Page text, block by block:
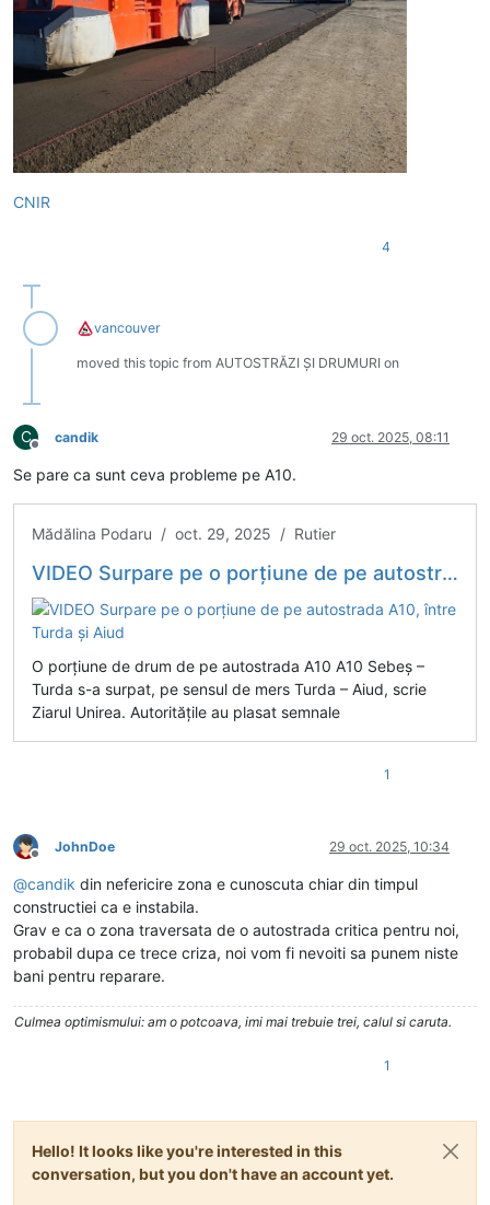
CNIR
4
vancouver
moved this topic from AUTOSTRĂZI ȘI DRUMURI on
C
Deconectat
candik 29 oct. 2025, 08:11
Se pare ca sunt ceva probleme pe A10.
Mădălina Podaru / oct. 29, 2025 / Rutier
VIDEO Surpare pe o porțiune de pe autostrada A10, între Turda și Aiud
O porțiune de drum de pe autostrada A10 A10 Sebeș –
Turda s-a surpat, pe sensul de mers Turda – Aiud, scrie
Ziarul Unirea. Autoritățile au plasat semnale
1
Deconectat
JohnDoe 29 oct. 2025, 10:34
@candik din nefericire zona e cunoscuta chiar din timpul
constructiei ca e instabila.
Grav e ca o zona traversata de o autostrada critica pentru noi,
probabil dupa ce trece criza, noi vom fi nevoiti sa punem niste
bani pentru reparare.
Culmea optimismului: am o potcoava, imi mai trebuie trei, calul si caruta.
1
Hello! It looks like you're interested in this
conversation, but you don't have an account yet.